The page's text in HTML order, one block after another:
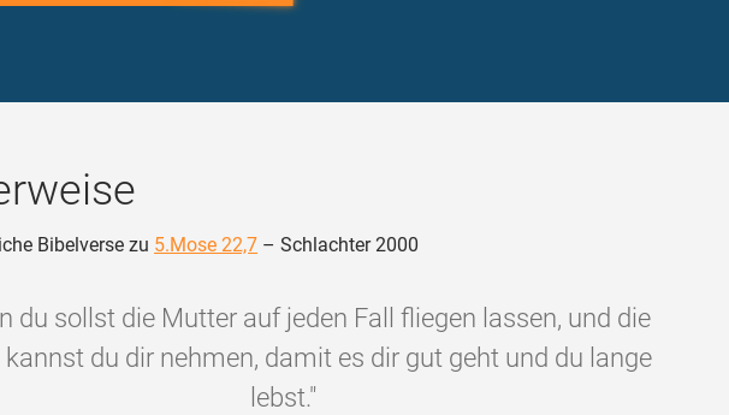
Bibelverse zu 5.Mose 22,7 – Schlachter 2000
du sollst die Mutter auf jeden Fall fliegen lassen, und die
du dir nehmen, damit es dir gut geht und du lange
lebst."